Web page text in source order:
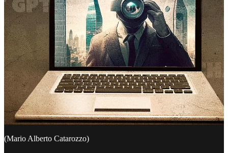
(Mario Alberto Catarozzo)